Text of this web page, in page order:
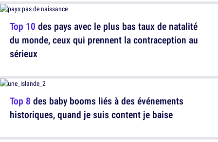
Top 10 des pays avec le plus bas taux de natalité
du monde, ceux qui prennent la contraception au
sérieux
Top 8 des baby booms liés à des événements
historiques, quand je suis content je baise